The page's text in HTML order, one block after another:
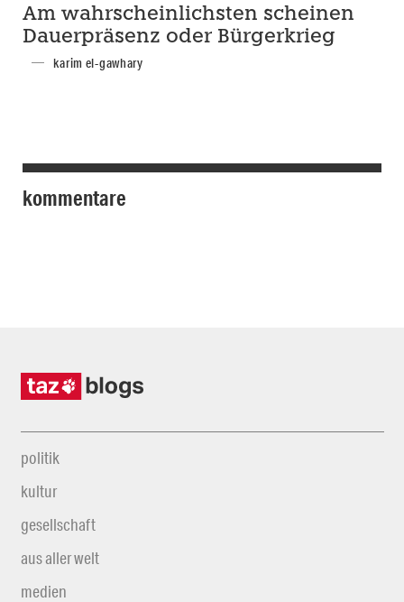
Am wahrscheinlichsten scheinen
Dauerpräsenz oder Bürgerkrieg
karim el-gawhary
kommentare
politik
kultur
gesellschaft
aus aller welt
medien